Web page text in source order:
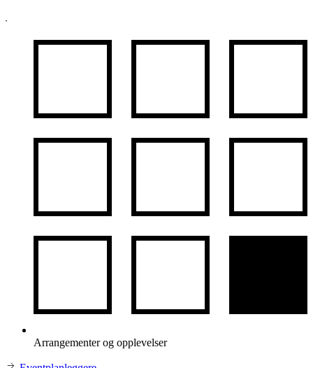
Arrangementer og opplevelser